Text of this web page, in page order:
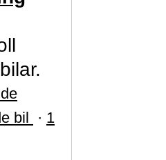
bil · 1